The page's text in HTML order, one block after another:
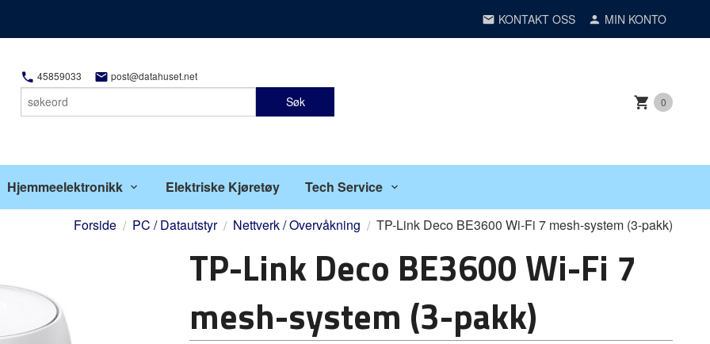
KONTAKT OSS MIN KONTO
45859033 post@datahuset.net
Søk 0
Hjemmeelektronikk Elektriske Kjøretøy Tech Service
Forside PC / Datautstyr Nettverk / Overvåkning TP-Link Deco BE3600 Wi-Fi 7 mesh-system (3-pakk)
TP-Link Deco BE3600 Wi-Fi 7
mesh-system (3-pakk)